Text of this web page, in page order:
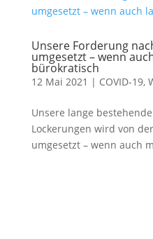
Unsere Forderung
umgesetzt – wenn
bürokratisch
12 Mai 2021 | COVID-19,
Unsere lange
Lockerungen wird von
umgesetzt – wenn auch